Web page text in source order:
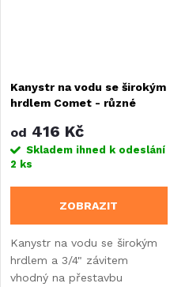
Kanystr na vodu se širokým
hrdlem Comet - různé
od 416 Kč
Skladem ihned k odeslání
2 ks
ZOBRAZIT
Kanystr na vodu se širokým
hrdlem a 3/4" závitem
vhodný na přestavbu